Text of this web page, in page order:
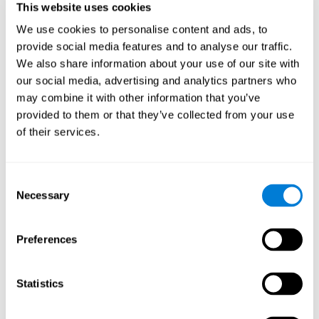
This website uses cookies
We use cookies to personalise content and ads, to
provide social media features and to analyse our traffic.
We also share information about your use of our site with
our social media, advertising and analytics partners who
may combine it with other information that you’ve
provided to them or that they’ve collected from your use
of their services.
Selection
Necessary
Preferences
Statistics
Mémoire Phonologique à Court-terme
La mémoire phonologique à court terme est une
composante de notre mémoire sensorielle qui est
responsable de la conservation à court terme de toutes
les informations phonologiques que nous recevons de
l'environnement. La boucle phonologique et l'exécutif
central phonologique (mécanismes cognitifs intimement
associés à la mémoire phonologique à court terme)
peut être un fort indicateur de dyscalculie. La mémoire de
travail est la capacité à retenir et manipuler l’information
mémoire de travail pourrait impliquer des difficultés pour